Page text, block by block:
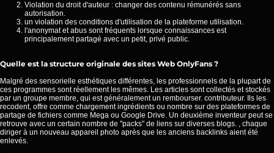
Violation du droit d'auteur : changer des contenu rémunérés sans
autorisation.
un violation des conditions d'utilisation de la plateforme utilisation.
l'anonymat et abus sont fréquents lorsque connaissances est
principalement partagé avec un petit, privé public.
Quelle est la structure originale des sites Web OnlyFans ?
Malgré des sensorielle esthétiques différentes, les professionnels de la plupart de
ces programmes sont réellement les mêmes. Les articles sont collectés et stockés
par un groupe membre, qui est généralement un rembourser. contributeur. Ils les
recodent, offre comme chargement ingrédients ou nombre sur des plateformes de
partage de fichiers comme Mega ou Google Drive. Un deuxième inventeur peut se
retrouve avec un certain nombre de "packs" de liens sur diverses blogs. , chaque
diriger à un nouveau appareil photo après que les anciens backlinks aient été
enlevés.